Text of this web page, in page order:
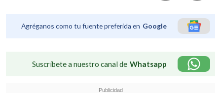
Agréganos como tu fuente preferida en Google
Suscríbete a nuestro canal de Whatsapp